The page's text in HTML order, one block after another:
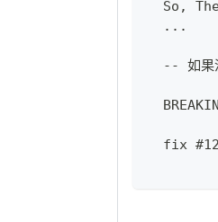
So,
  ...
-- 如果
fix